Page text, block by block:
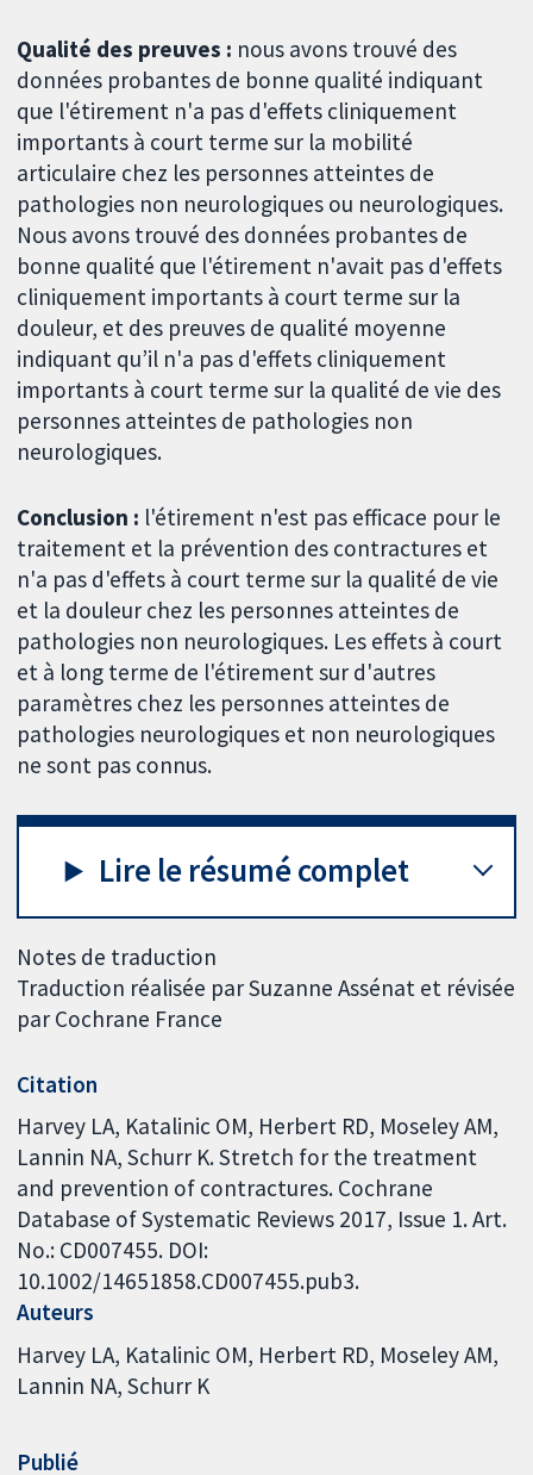
Qualité des preuves : nous avons trouvé des
données probantes de bonne qualité indiquant
que l'étirement n'a pas d'effets cliniquement
importants à court terme sur la mobilité
articulaire chez les personnes atteintes de
pathologies non neurologiques ou neurologiques.
Nous avons trouvé des données probantes de
bonne qualité que l'étirement n'avait pas d'effets
cliniquement importants à court terme sur la
douleur, et des preuves de qualité moyenne
indiquant qu’il n'a pas d'effets cliniquement
importants à court terme sur la qualité de vie des
personnes atteintes de pathologies non
neurologiques.
Conclusion : l'étirement n'est pas efficace pour le
traitement et la prévention des contractures et
n'a pas d'effets à court terme sur la qualité de vie
et la douleur chez les personnes atteintes de
pathologies non neurologiques. Les effets à court
et à long terme de l'étirement sur d'autres
paramètres chez les personnes atteintes de
pathologies neurologiques et non neurologiques
ne sont pas connus.
Lire le résumé complet
Notes de traduction
Traduction réalisée par Suzanne Assénat et révisée
par Cochrane France
Citation
Harvey LA, Katalinic OM, Herbert RD, Moseley AM,
Lannin NA, Schurr K. Stretch for the treatment
and prevention of contractures. Cochrane
Database of Systematic Reviews 2017, Issue 1. Art.
No.: CD007455. DOI:
10.1002/14651858.CD007455.pub3.
Auteurs
Harvey LA Katalinic OM Herbert RD Moseley AM
Lannin NA Schurr K
Publié